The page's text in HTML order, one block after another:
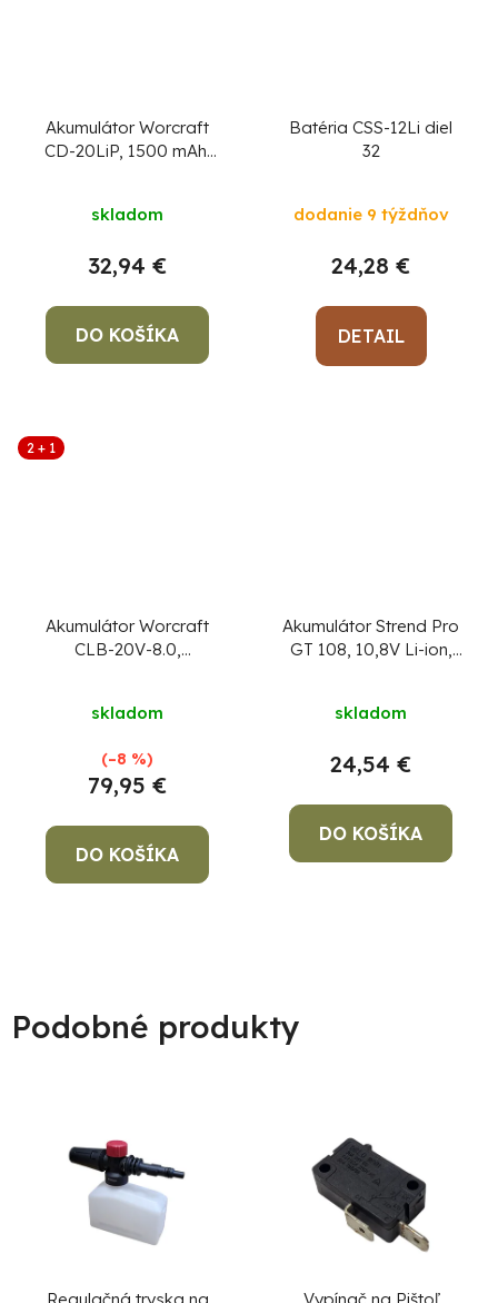
Akumulátor Worcraft
CD-20LiP, 1500 mAh,
skladom
32,94 €
DO KOŠÍKA
Batéria CSS-12Li diel
32
dodanie 9 týždňov
24,28 €
DETAIL
2 + 1
Akumulátor Worcraft
CLB-20V-8.0,
skladom
79,95 €
(–8 %)
DO KOŠÍKA
Akumulátor Strend Pro
GT 108, 10,8V Li-ion,
skladom
24,54 €
DO KOŠÍKA
Podobné produkty